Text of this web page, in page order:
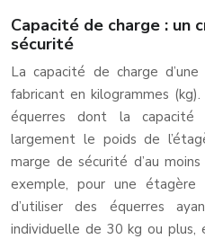
Capacité de charge : un
sécurité
La capacité de charge
fabricant en kilogrammes
équerres dont la
largement le poids de
marge de sécurité d’au
exemple, pour une
d’utiliser des équerres
individuelle de 30 kg ou plus,